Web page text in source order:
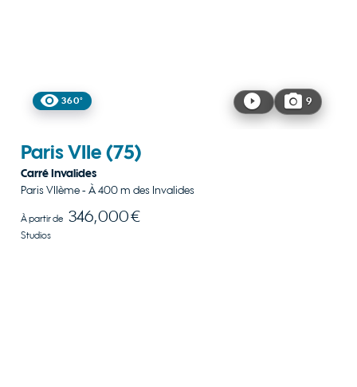
360° 9
Paris VIIe (75)
Carré Invalides
Paris VIIème - À 400 m des Invalides
À partir de 346,000 €
Studios